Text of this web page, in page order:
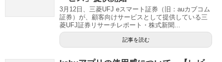
3月12日、三菱UFJ eスマート証券（旧：auカブコム
証券）が、顧客向けサービスとして提供している三
菱UFJ証券リサーチレポート・株式新聞...
記事を読む